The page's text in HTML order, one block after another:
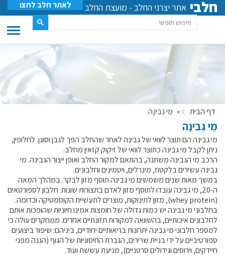
חלבי אתר יצרני החלב - מועצת החלב לאתר חלב לחצו
דף הבית » מֵי גְּבִינָה
מֵי גְּבִינָה
מי גבינה הם תוצר לוואי של גבינה לאחר שהחלב הפך לגבן וסונן. לחלופין,
ניתן לקבל מי גבינה כתוצר לוואי של זיקוק קזאין מחלב.
הרכב מי הגבינה משתנה, בהתאם למקור החלב ואופן ייצור הגבינה. מי
גבינה עשירים בלקטוז, מינרלים, ויטמינים וחלבונים.
במשך מאות שנים משמשים מי גבינה תוסף מזון לבקר. במהלך המאה
ה-20, מי גבינה עובדו לתוסף מזון לאדם בתצורות שונות: חלבון לספורטאים
(whey protein), מזון לתינוקות, מוצרים לתעשיית הקוסמטיקה וכדומה.
בחלבוני מי גבינה יש כמות גדולה של חומצות אמינו חיוניות שהופכות אותם
לחלבונים איכותיים, בהשוואה למקורות תזונתיים אחרים. ממחקרים עולה כי
למספר חלבוני מי גבינה יתרונות בריאותיים יחודיים, ביניהם: שיפור ביצועים
ספורטיביים על ידי בניית שרירים, הגברת החיסוניות של הגוף (הגנה מפני
חיידקים, וירוסים וגידולים סרטניים), מניעת עששת ועוד.